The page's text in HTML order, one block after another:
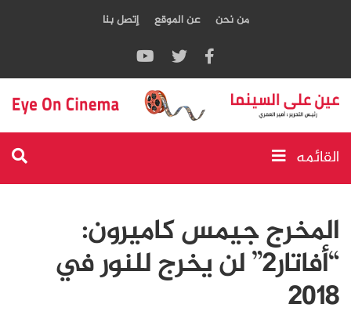
من نحن عن الموقع إتصل بنا
القائمه
المخرج جيمس كاميرون:
“أفاتار2” لن يخرج للنور في
2018